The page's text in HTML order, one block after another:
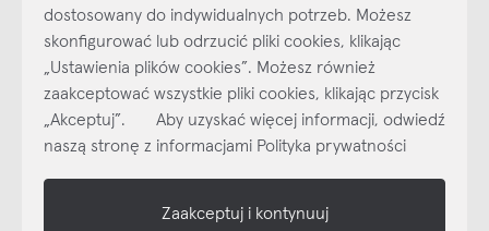
Najlepsze inspiracje i promocje na wyciągnięcie ręki, zapisz się już
dzisiaj do naszego cyklicznego newslettera!
SubskrybujNEWSLETTER
dostosowany do indywidualnych potrzeb. Możesz
skonfigurować lub odrzucić pliki cookies, klikając
„Ustawienia plików cookies”. Możesz również
zaakceptować wszystkie pliki cookies, klikając przycisk
„Akceptuj”. Aby uzyskać więcej informacji, odwiedź
naszą stronę z informacjami Polityka prywatności
Zaakceptuj i kontynuuj